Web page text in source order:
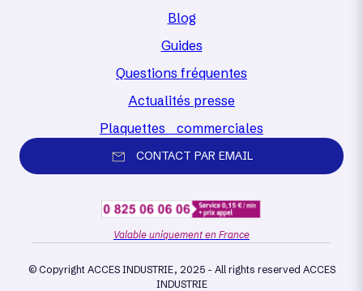
Blog
Guides
Questions fréquentes
Actualités presse
Plaquettes commerciales
CONTACT PAR EMAIL
Valable uniquement en France
© Copyright ACCES INDUSTRIE, 2025 - All rights reserved ACCES
INDUSTRIE